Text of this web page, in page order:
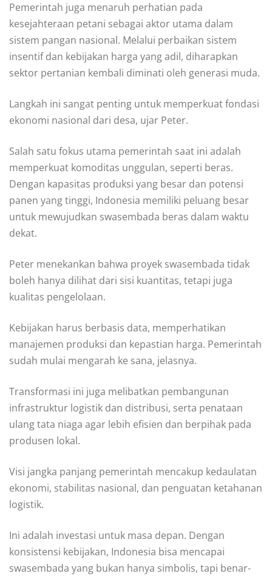
Pemerintah juga menaruh perhatian pada
kesejahteraan petani sebagai aktor utama dalam
sistem pangan nasional. Melalui perbaikan sistem
insentif dan kebijakan harga yang adil, diharapkan
sektor pertanian kembali diminati oleh generasi muda.
Langkah ini sangat penting untuk memperkuat fondasi
ekonomi nasional dari desa, ujar Peter.
Salah satu fokus utama pemerintah saat ini adalah
memperkuat komoditas unggulan, seperti beras.
Dengan kapasitas produksi yang besar dan potensi
panen yang tinggi, Indonesia memiliki peluang besar
untuk mewujudkan swasembada beras dalam waktu
dekat.
Peter menekankan bahwa proyek swasembada tidak
boleh hanya dilihat dari sisi kuantitas, tetapi juga
kualitas pengelolaan.
Kebijakan harus berbasis data, memperhatikan
manajemen produksi dan kepastian harga. Pemerintah
sudah mulai mengarah ke sana, jelasnya.
Transformasi ini juga melibatkan pembangunan
infrastruktur logistik dan distribusi, serta penataan
ulang tata niaga agar lebih efisien dan berpihak pada
produsen lokal.
Visi jangka panjang pemerintah mencakup kedaulatan
ekonomi, stabilitas nasional, dan penguatan ketahanan
logistik.
Ini adalah investasi untuk masa depan. Dengan
konsistensi kebijakan, Indonesia bisa mencapai
swasembada yang bukan hanya simbolis, tapi benar-